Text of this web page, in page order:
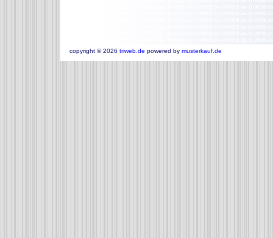
copyright ©2026 triweb.de powered by musterkauf.de